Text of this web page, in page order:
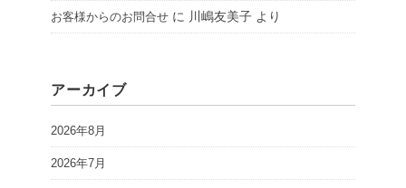
お客様からのお問合せ に 川嶋友美子 より
アーカイブ
2026年8月
2026年7月